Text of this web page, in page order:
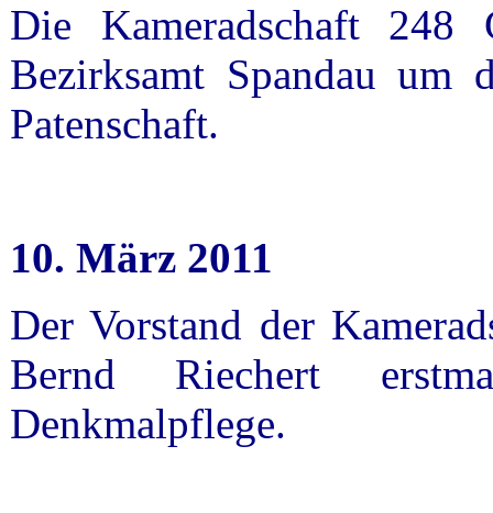
Die Kameradschaft
Bezirksamt Spandau um
Patenschaft.
10. März 2011
Der Vorstand der
Bernd Riechert
Denkmalpflege.